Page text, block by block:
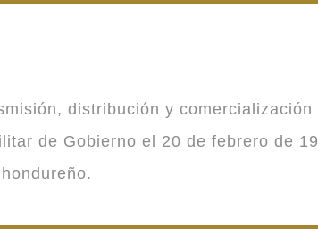
distribución y comercialización
de Gobierno el 20 de febrero de